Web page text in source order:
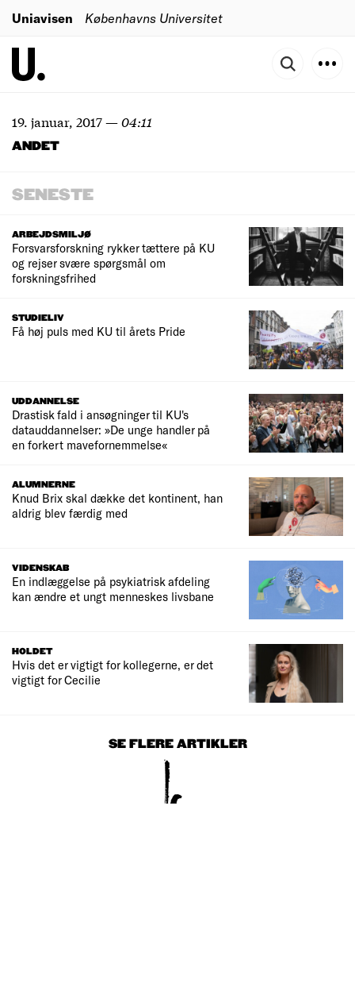
Uniavisen Københavns Universitet
19. januar, 2017—04:11
ANDET
SENESTE
ARBEJDSMILJØ
Forsvarsforskning rykker tættere på KU
og rejser svære spørgsmål om
forskningsfrihed
STUDIELIV
Få høj puls med KU til årets Pride
UDDANNELSE
Drastisk fald i ansøgninger til KU's
datauddannelser: »De unge handler på
en forkert mavefornemmelse«
ALUMNERNE
Knud Brix skal dække det kontinent, han
aldrig blev færdig med
VIDENSKAB
En indlæggelse på psykiatrisk afdeling
kan ændre et ungt menneskes livsbane
HOLDET
Hvis det er vigtigt for kollegerne, er det
vigtigt for Cecilie
SE FLERE ARTIKLER